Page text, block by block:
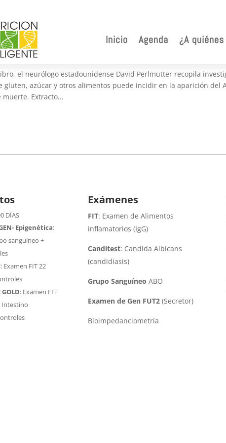
Inicio Agenda ¿A
NI|May 2, 2014
el neurólogo estadounidense David Perlmutter recopila
gluten, azúcar y otros alimentos puede incidir en la aparición del
Extracto...
DÍAS
Epigenética:
sanguíneo +
: Examen FIT 22
: Examen FIT
Intestino
Exámenes
FIT: Examen de Alimentos
inflamatorios (IgG)
Canditest: Candida Albicans
(candidiasis)
Grupo Sanguíneo ABO
Examen de Gen FUT2(Secretor)
Bioimpedanciometría